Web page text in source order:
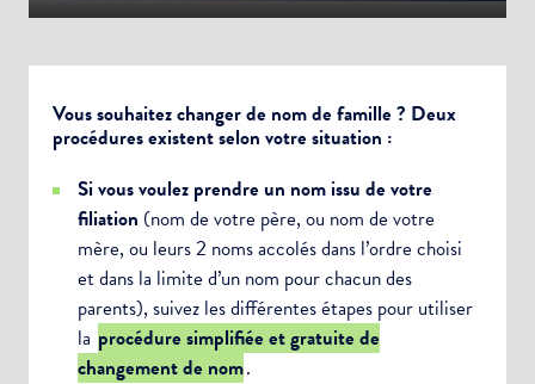
Vous souhaitez changer de nom de famille ? Deux
procédures existent selon votre situation :
Si vous voulez prendre un nom issu de votre
filiation (nom de votre père, ou nom de votre
mère, ou leurs 2 noms accolés dans l’ordre choisi
et dans la limite d’un nom pour chacun des
parents), suivez les différentes étapes pour utiliser
la procédure simplifiée et gratuite de
changement de nom.